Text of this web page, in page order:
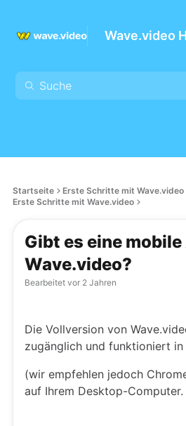
Wave.video
Startseite
Erste Schritte mit Wave.video
Erste Schritte mit Wave.video
Gibt es eine
Wave.video?
Bearbeitet vor 2 Jahren
Die Vollversion von
zugänglich und funktioniert
(wir empfehlen jedoch
auf Ihrem Desktop-Computer.